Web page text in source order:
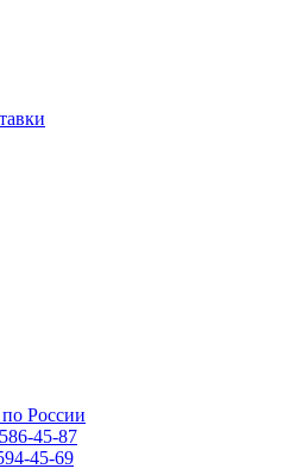
России
45-87
45-69